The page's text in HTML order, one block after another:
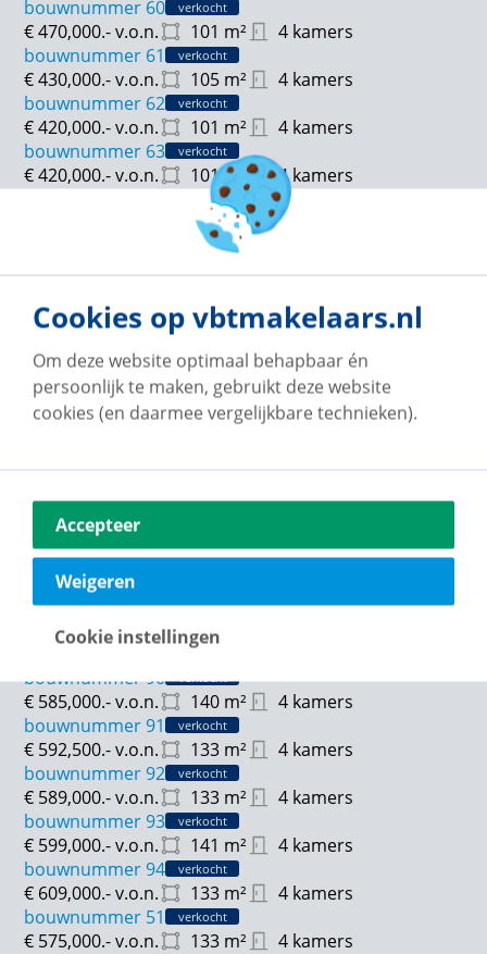
bouwnummer 60 verkocht
101 m² 4 kamers
€ 470,000.-v.o.n.
bouwnummer 61
verkocht
105 m² 4 kamers
€ 430,000.-v.o.n.
bouwnummer 62
verkocht
101 m² 4 kamers
€ 420,000.-v.o.n.
bouwnummer 63
verkocht
101m² 4 kamers
€ 420,000.-v.o.n.
verkocht
101m² 4 kamers
verkocht
133m² 4 kamers
€ 570,000.-v.o.n.
142m² 4 kamers
€ 530,000.-v.o.n.
124m² 4 kamers
€ 500,000.-v.o.n.
bouwnummer 83
verkocht
118m² 4 kamers
€ 470,000.-v.o.n.
€ 460,000.-
bouwnummer 86
115m² 4 kamers
€ 470,000.-v.o.n.
bouwnummer 87
140m² 4 kamers
€ 620,000.-v.o.n.
bouwnummer 89
verkocht
133
bouwnummer 90
verkocht
140 m² 4 kamers
€ 585,000.-v.o.n.
bouwnummer 91
verkocht
133 m² 4 kamers
€ 592,500.-v.o.n.
bouwnummer 92
verkocht
133 m² 4 kamers
€ 589,000.-v.o.n.
bouwnummer 93
verkocht
141 m² 4 kamers
€ 599,000.-v.o.n.
bouwnummer 94
verkocht
133 m² 4 kamers
€ 609,000.-v.o.n.
bouwnummer 51
verkocht
133 m² 4 kamers
€ 575,000.-v.o.n.
Cookies op vbtmakelaars.nl
Om deze website optimaal behapbaar én
persoonlijk te maken, gebruikt deze website
cookies (en daarmee vergelijkbare technieken).
Accepteer
Weigeren
Cookie instellingen